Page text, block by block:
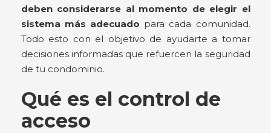
deben considerarse al momento de elegir el
sistema más adecuado para cada comunidad.
Todo esto con el objetivo de ayudarte a tomar
decisiones informadas que refuercen la seguridad
de tu condominio.
Qué es el control de
acceso